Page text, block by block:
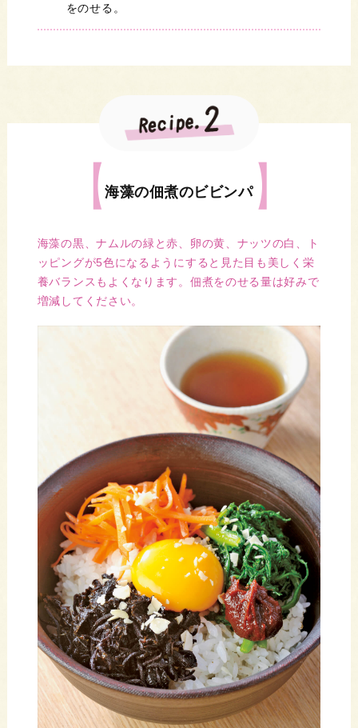
をのせる。
海藻の佃煮のビビンパ
海藻の黒、ナムルの緑と赤、卵の黄、ナッツの白、ト
ッピングが5色になるようにすると見た目も美しく栄
養バランスもよくなります。佃煮をのせる量は好みで
増減してください。